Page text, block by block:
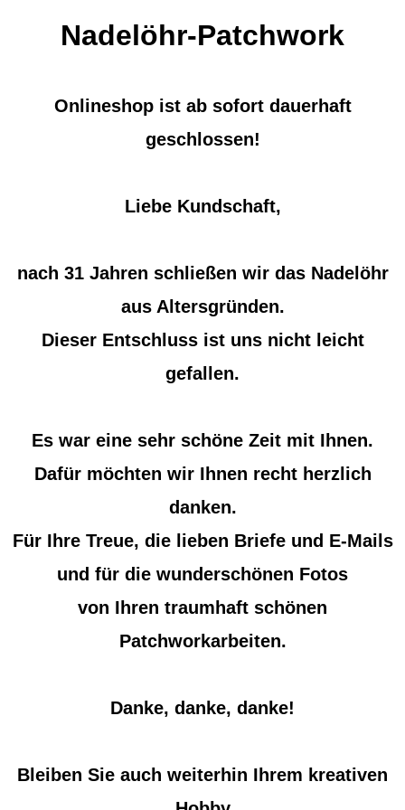
Nadelöhr-Patchwork
Onlineshop ist ab sofort dauerhaft
geschlossen!
Liebe Kundschaft,
nach 31 Jahren schließen wir das Nadelöhr
aus Altersgründen.
Dieser Entschluss ist uns nicht leicht
gefallen.
Es war eine sehr schöne Zeit mit Ihnen.
Dafür möchten wir Ihnen recht herzlich
danken.
Für Ihre Treue, die lieben Briefe und E-Mails
und für die wunderschönen Fotos
von Ihren traumhaft schönen
Patchworkarbeiten.
Danke, danke, danke!
Bleiben Sie auch weiterhin Ihrem kreativen